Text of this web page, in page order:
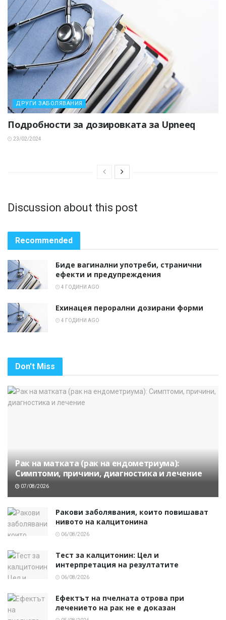
ДРУГИ ЗАБОЛЯВАНИЯ
Подробности за дозировката за Upneeq
23/02/2024
Discussion about this post
Recommended
Биде вагинални употреби, странични
ефекти и предупреждения
4 ГОДИНИ AGO
Ехинацея перорални дозирани форми
4 ГОДИНИ AGO
Don't Miss
Рак на матката (рак на ендометриума):
Симптоми, причини, диагностика и лечение
07/08/2026
Ракови заболявания, които повишават
нивото на калцитонина
06/08/2026
Тест за калцитонин: Цел и
интерпретация на резултатите
06/08/2026
Ефектът на пчелната отрова при
лечението на рак не е доказан